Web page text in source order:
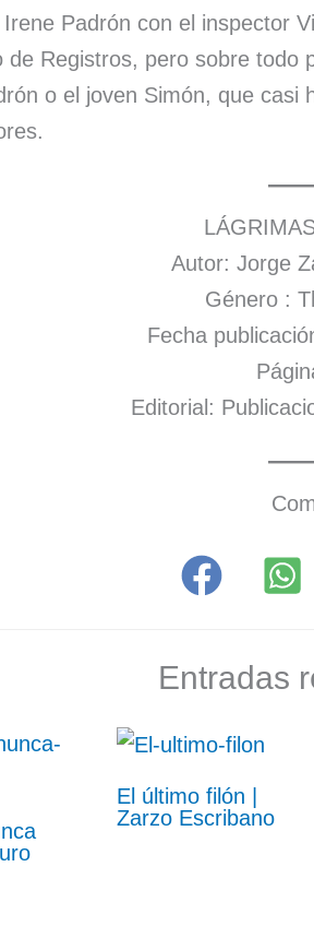
Irene Padrón con el inspector
de Registros, pero sobre todo
o el joven Simón, que casi
Autor: Jorge
Género :
Fecha
Editorial:
Entradas
El último filón |
Zarzo Escribano